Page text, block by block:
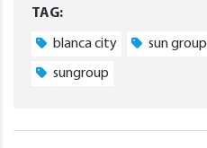
TAG:
blanca city sun group
sungroup